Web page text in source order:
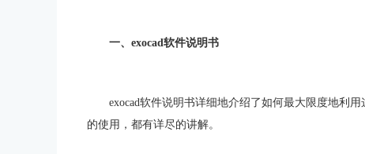
一、exocad软件说明书
exocad软件说明书详细地介绍了如何最大限度地利
的使用，都有详尽的讲解。